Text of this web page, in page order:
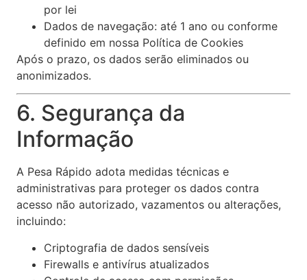
por lei
Dados de navegação: até 1 ano ou conforme
definido em nossa Política de Cookies
Após o prazo, os dados serão eliminados ou
anonimizados.
6. Segurança da
Informação
A Pesa Rápido adota medidas técnicas e
administrativas para proteger os dados contra
acesso não autorizado, vazamentos ou alterações,
incluindo:
Criptografia de dados sensíveis
Firewalls e antivírus atualizados